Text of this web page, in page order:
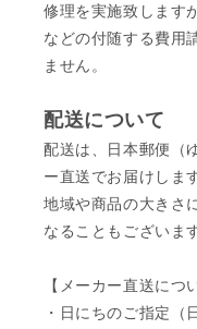
修理を実施致します
などの付随する費用
ません。
配送について
配送は、日本郵便（
ー直送でお届けします
地域や商品の大きさ
なることもございま
【メーカー直送につ
・日にちのご指定（